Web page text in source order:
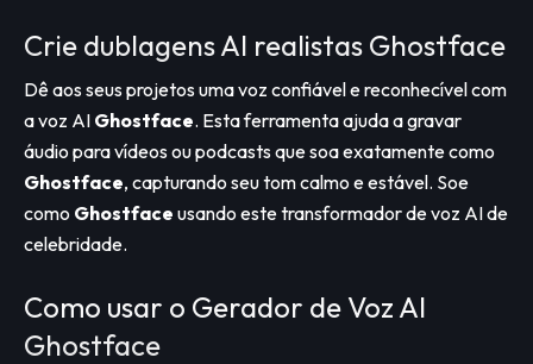
Crie dublagens AI realistas Ghostface
Dê aos seus projetos uma voz confiável e reconhecível com
a voz AI Ghostface. Esta ferramenta ajuda a gravar
áudio para vídeos ou podcasts que soa exatamente como
Ghostface, capturando seu tom calmo e estável. Soe
como Ghostface usando este transformador de voz AI de
celebridade.
Como usar o Gerador de Voz AI
Ghostface